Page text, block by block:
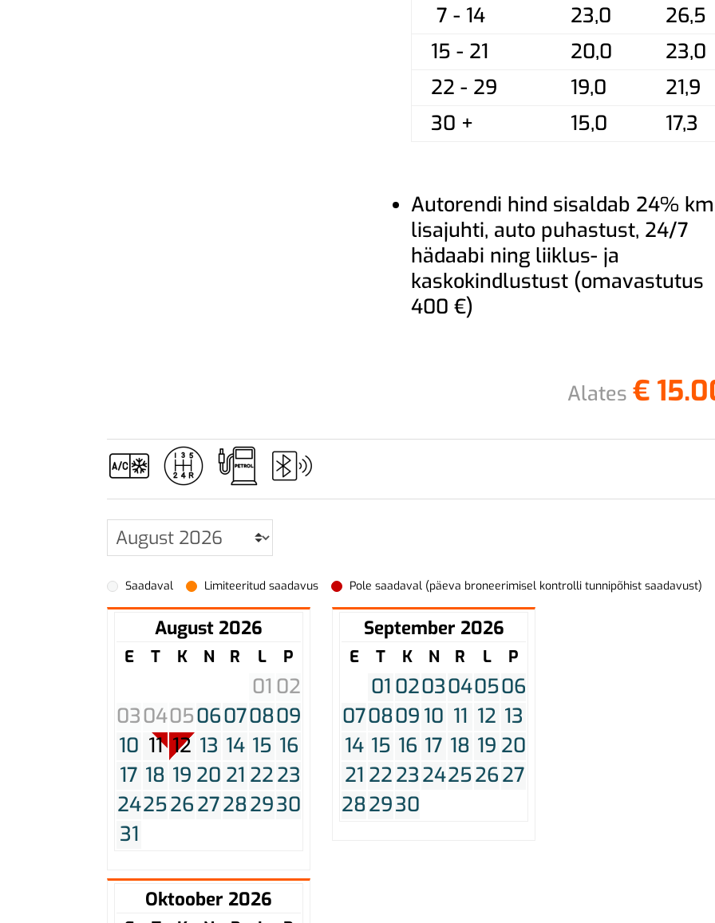
7 - 14
23,0
26,5
15 - 21
20,0
23,0
22 - 29
19,0
21,9
30 +
15,0 17,3
Autorendi hind sisaldab 24%
lisajuhti, auto puhastust, 24/7
hädaabi ning liiklus- ja
kaskokindlustust (omavastutus
400 €)
Alates €
Saadaval Limiteeritud saadavus Pole saadaval (päeva broneerimisel kontrolli tunnipõhist saadavust)
August 2026
E T K N R L P
01 02
03040506070809
10 11 12 13 14 15 16
17 18 19 20 21 2223
24252627282930
31
September 2026
E T K N R L P
01 0203040506
070809 10 11 12 13
14 15 16 17 18 19 20
21 222324252627
282930
Oktoober 2026